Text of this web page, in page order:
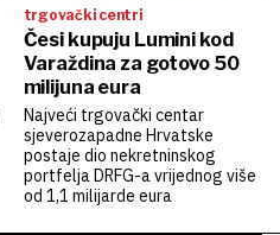
trgovački centri
Česi kupuju Lumini kod
Varaždina za gotovo 50
milijuna eura
Najveći trgovački centar
sjeverozapadne Hrvatske
postaje dio nekretninskog
portfelja DRFG-a vrijednog više
od 1,1 milijarde eura